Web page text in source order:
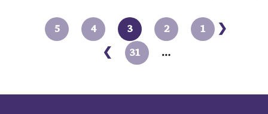
❮
1
2
3
4
5
…
31
❯